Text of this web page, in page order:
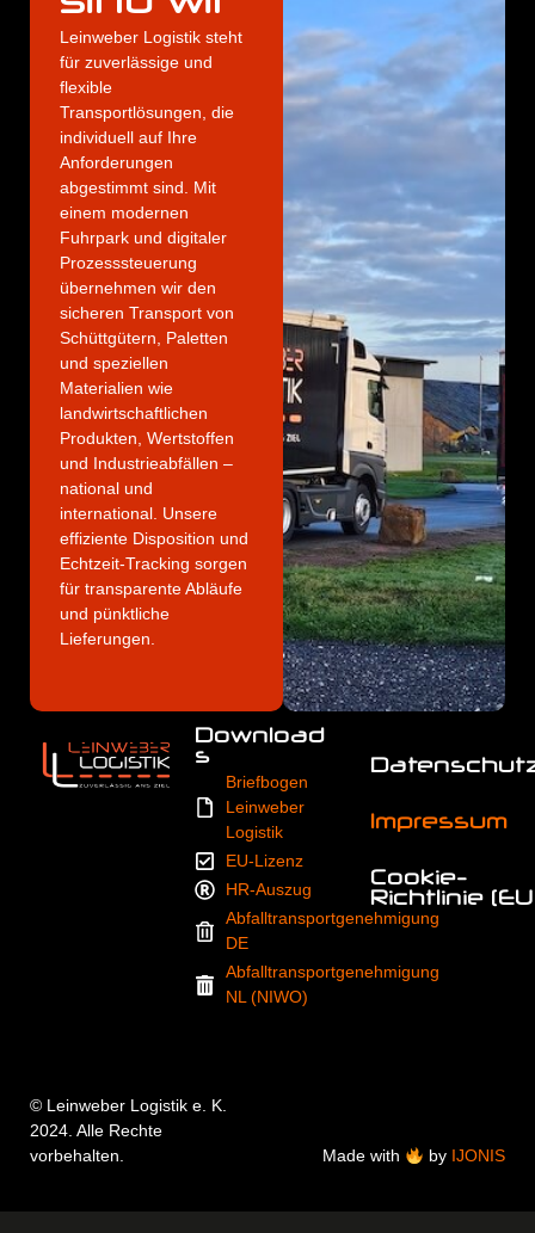
sind wir
Leinweber Logistik steht
für zuverlässige und
flexible
Transportlösungen, die
individuell auf Ihre
Anforderungen
abgestimmt sind. Mit
einem modernen
Fuhrpark und digitaler
Prozesssteuerung
übernehmen wir den
sicheren Transport von
Schüttgütern, Paletten
und speziellen
Materialien wie
landwirtschaftlichen
Produkten, Wertstoffen
und Industrieabfällen –
national und
international. Unsere
effiziente Disposition und
Echtzeit-Tracking sorgen
für transparente Abläufe
und pünktliche
Lieferungen.
Download
s
Briefbogen
Leinweber
Logistik
EU-Lizenz
HR-Auszug
Abfalltransportgenehmigung
DE
Abfalltransportgenehmigung
NL (NIWO)
Impressum
Cookie-
Richtlinie
© Leinweber Logistik e. K.
2024. Alle Rechte
vorbehalten.
Made with by IJONIS